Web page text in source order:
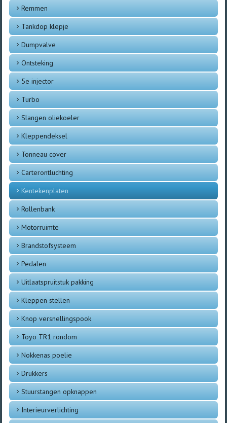
Remmen
Tankdop klepje
Dumpvalve
Ontsteking
5e injector
Turbo
Slangen oliekoeler
Kleppendeksel
Tonneau cover
Carterontluchting
Kentekenplaten
Rollenbank
Motorruimte
Brandstofsysteem
Pedalen
Uitlaatspruitstuk pakking
Kleppen stellen
Knop versnellingspook
Toyo TR1 rondom
Nokkenas poelie
Drukkers
Stuurstangen opknappen
Interieurverlichting